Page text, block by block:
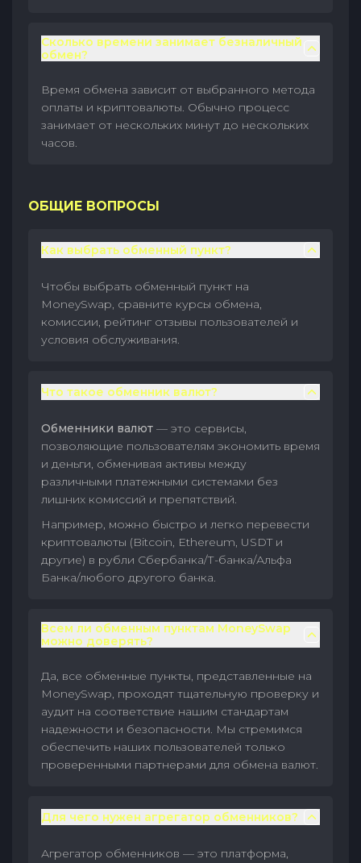
Сколько времени занимает безналичный
обмен?
Время обмена зависит от выбранного метода
оплаты и криптовалюты. Обычно процесс
занимает от нескольких минут до нескольких
часов.
ОБЩИЕ ВОПРОСЫ
Как выбрать обменный пункт?
Чтобы выбрать обменный пункт на
MoneySwap, сравните курсы обмена,
комиссии, рейтинг отзывы пользователей и
условия обслуживания.
Что такое обменник валют?
Обменники валют — это сервисы,
позволяющие пользователям экономить время
и деньги, обменивая активы между
различными платежными системами без
лишних комиссий и препятствий.
Например, можно быстро и легко перевести
криптовалюты (Bitcoin, Ethereum, USDT и
другие) в рубли Сбербанка/Т-банка/Альфа
Банка/любого другого банка.
Всем ли обменным пунктам MoneySwap
можно доверять?
Да, все обменные пункты, представленные на
MoneySwap, проходят тщательную проверку и
аудит на соответствие нашим стандартам
надежности и безопасности. Мы стремимся
обеспечить наших пользователей только
проверенными партнерами для обмена валют.
Для чего нужен агрегатор обменников?
Агрегатор обменников — это платформа,